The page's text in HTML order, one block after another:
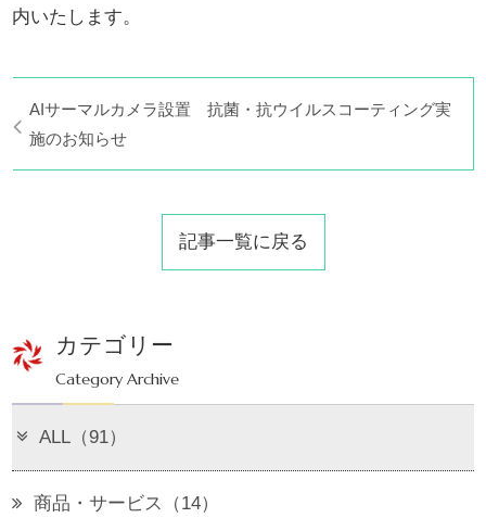
内いたします。
AIサーマルカメラ設置 抗菌・抗ウイルスコーティング実
施のお知らせ
記事一覧に戻る
カテゴリー
Category Archive
ALL（91）
商品・サービス（14）